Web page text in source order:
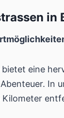
in
bietet eine
In
Kilometer